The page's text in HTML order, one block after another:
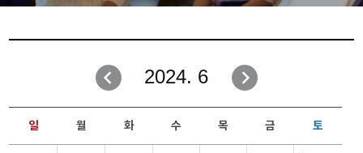
2024. 6
일 월 화 수 목 금 토